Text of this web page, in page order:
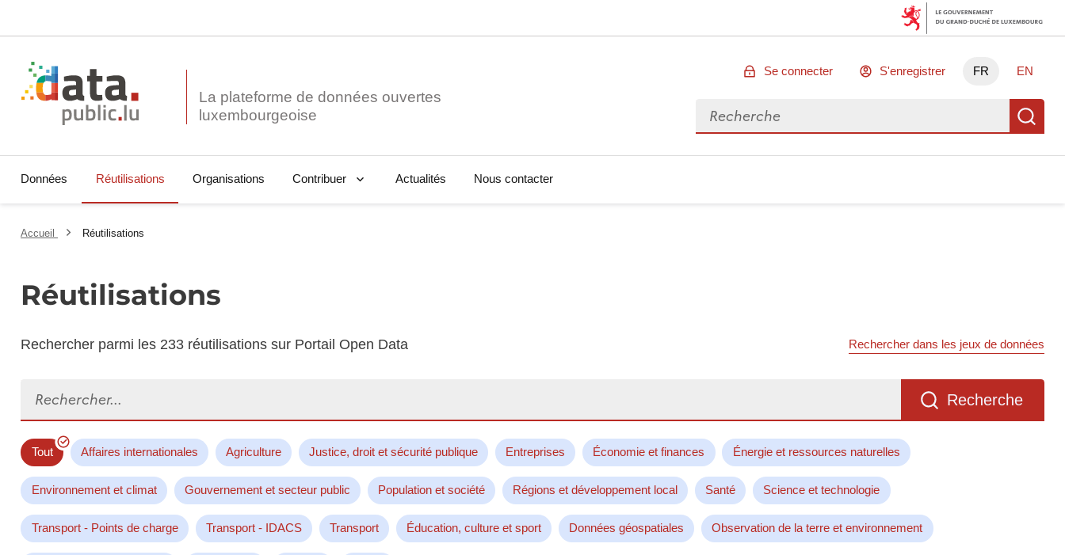
La plateforme de données ouvertes
Se connecter S'enregistrer FR EN
Rechercher des données
Données Réutilisations Organisations Contribuer Actualités Nous contacter
Accueil Réutilisations
Réutilisations
Rechercher parmi les 233 réutilisations sur Portail Open Data Rechercher dans les jeux de données
Recherche
Tout Affaires internationales Agriculture Justice, droit et sécurité publique Entreprises Économie et finances Énergie et ressources naturelles
Environnement et climat Gouvernement et secteur public Population et société Régions et développement local Santé Science et technologie
Transport - Points de charge Transport - IDACS Transport Éducation, culture et sport Données géospatiales Observation de la terre et environnement